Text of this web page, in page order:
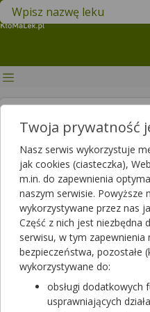
Znajdź lek w swojej okolicy
Dysfagia
zmniejszyć
Artykuł sponsorowany
Publikacja: 2025-08-20 16:57
Dysfagia to zaburzenie
chorobom neurologicznym,
zadławienia się oraz
Jak temu zapobiec i w jaki
Odpowiedź znajdziesz w
Artykuł
magister farmacji
Twoja prywatność
Nasz serwis wykorzystuje
jak cookies (ciasteczka),
m.in. do zapewnienia
naszym serwisie. Powyższe
wykorzystywane przez nas
Część z nich jest niezbędna
serwisu, w tym zapewnienia
bezpieczeństwa, pozostałe
wykorzystywane do:
obsługi dodatkowych
usprawniających